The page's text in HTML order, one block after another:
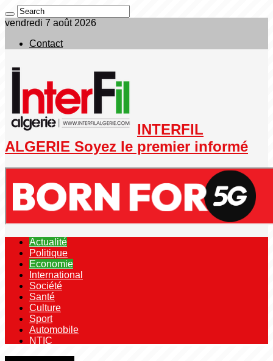
vendredi 7 août 2026
Contact
INTERFIL
ALGERIE Soyez le premier informé
Actualité
Politique
Economie
International
Société
Santé
Culture
Sport
Automobile
NTIC